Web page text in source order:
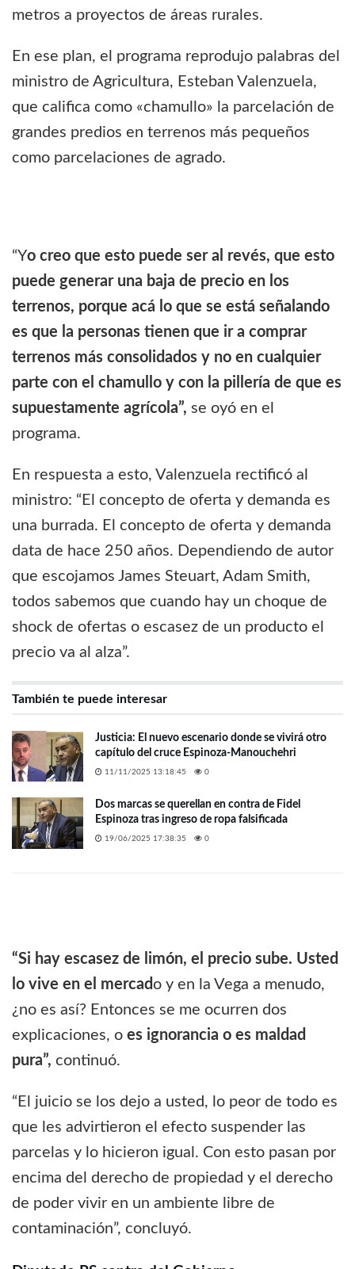
metros a proyectos de áreas rurales.
En ese plan, el programa reprodujo palabras del
ministro de Agricultura, Esteban Valenzuela,
que califica como «chamullo» la parcelación de
grandes predios en terrenos más pequeños
como parcelaciones de agrado.
“Yo creo que esto puede ser al revés, que esto
puede generar una baja de precio en los
terrenos, porque acá lo que se está señalando
es que la personas tienen que ir a comprar
terrenos más consolidados y no en cualquier
parte con el chamullo y con la pillería de que es
supuestamente agrícola”, se oyó en el
programa.
En respuesta a esto, Valenzuela rectificó al
ministro: “El concepto de oferta y demanda es
una burrada. El concepto de oferta y demanda
data de hace 250 años. Dependiendo de autor
que escojamos James Steuart, Adam Smith,
todos sabemos que cuando hay un choque de
shock de ofertas o escasez de un producto el
precio va al alza”.
También te puede interesar
Justicia: El nuevo escenario donde se vivirá otro
capítulo del cruce Espinoza-Manouchehri
11/11/2025 13:18:45 0
Dos marcas se querellan en contra de Fidel
Espinoza tras ingreso de ropa falsificada
19/06/2025 17:38:35 0
“Si hay escasez de limón, el precio sube. Usted
lo vive en el mercado y en la Vega a menudo,
¿no es así? Entonces se me ocurren dos
explicaciones, o es ignorancia o es maldad
pura”, continuó.
“El juicio se los dejo a usted, lo peor de todo es
que les advirtieron el efecto suspender las
parcelas y lo hicieron igual. Con esto pasan por
encima del derecho de propiedad y el derecho
de poder vivir en un ambiente libre de
contaminación”, concluyó.